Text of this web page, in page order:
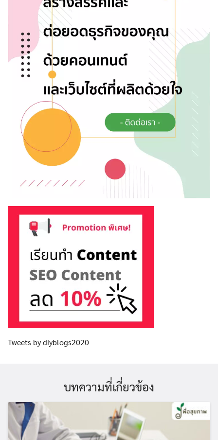
Tweets by diyblogs2020
บทความที่เกี่ยวข้อง